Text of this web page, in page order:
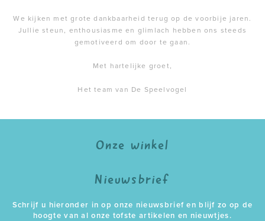
We kijken met grote dankbaarheid terug op de voorbije jaren.
Jullie steun, enthousiasme en glimlach hebben ons steeds
gemotiveerd om door te gaan.
Met hartelijke groet,
Het team van De Speelvogel
Onze winkel
Nieuwsbrief
Schrijf u hieronder in op onze nieuwsbrief en blijf zo op de
hoogte van al onze tofste artikelen en nieuwtjes.